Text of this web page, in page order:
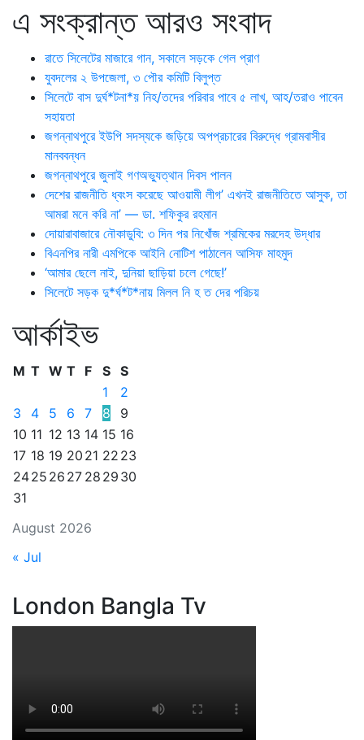
এ সংক্রান্ত আরও সংবাদ
রাতে সিলেটের মাজারে গান, সকালে সড়কে গেল প্রাণ
যুবদলের ২ উপজেলা, ৩ পৌর কমিটি বিলুপ্ত
সিলেটে বাস দুর্ঘ*টনা*য় নিহ/তদের পরিবার পাবে ৫ লাখ, আহ/তরাও পাবেন
সহায়তা
জগন্নাথপুরে ইউপি সদস্যকে জড়িয়ে অপপ্রচারের বিরুদ্ধে গ্রামবাসীর
মানববন্ধন
জগন্নাথপুরে জুলাই গণঅভ্যুত্থান দিবস পালন
দেশের রাজনীতি ধ্বংস করেছে আওয়ামী লীগ’ এখনই রাজনীতিতে আসুক, তা
আমরা মনে করি না’ — ডা. শফিকুর রহমান
দোয়ারাবাজারে নৌকাডুবি: ৩ দিন পর নিখোঁজ শ্রমিকের মরদেহ উদ্ধার
বিএনপির নারী এমপিকে আইনি নোটিশ পাঠালেন আসিফ মাহমুদ
‘আমার ছেলে নাই, দুনিয়া ছাড়িয়া চলে গেছে!’
সিলেটে সড়ক দু*র্ঘ*ট*নায় মিলল নি হ ত দের পরিচয়
আর্কাইভ
August 2026
M T W T F S S
1
2
3
4 5 6 7 8
9
10 11 12 13 14 15 16
17 18 19 20 21 22 23
2425 26 27 28 29 30
31
« Jul
London Bangla Tv